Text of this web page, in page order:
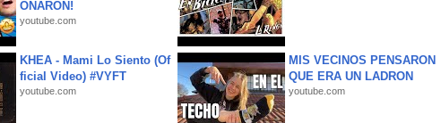
ONARON!
youtube.com
KHEA - Mami Lo Siento (Of
ficial Video) #VYFT
youtube.com
MIS VECINOS PENSARON
QUE ERA UN LADRON
youtube.com